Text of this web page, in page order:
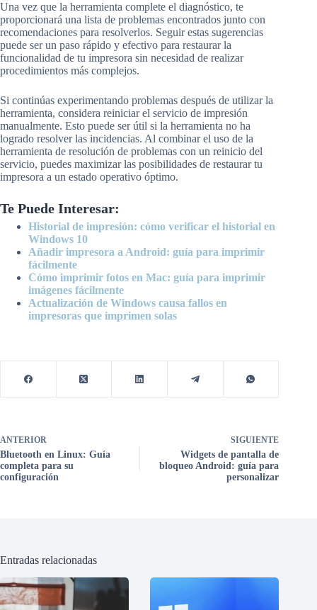
Una vez que la herramienta complete el diagnóstico, te
proporcionará una lista de problemas encontrados junto con
recomendaciones para resolverlos. Seguir estas sugerencias
puede ser un paso rápido y efectivo para restaurar la
funcionalidad de tu impresora sin necesidad de realizar
procedimientos más complejos.
Si continúas experimentando problemas después de utilizar la
herramienta, considera reiniciar el servicio de impresión
manualmente. Esto puede ser útil si la herramienta no ha
logrado resolver las incidencias. Al combinar el uso de la
herramienta de resolución de problemas con un reinicio del
servicio, puedes maximizar las posibilidades de restaurar tu
impresora a un estado operativo óptimo.
Te Puede Interesar:
Historial de impresión: cómo verificar el historial en
Windows 10
Añadir impresora a Android: guía para imprimir
fácilmente
Cómo imprimir fotos en Mac: guía para imprimir
imágenes fácilmente
Actualización de Windows causa fallos en
impresoras que imprimen solas
ANTERIOR
Bluetooth en Linux: Guía
completa para su
configuración
SIGUIENTE
Widgets de pantalla de
bloqueo Android: guía para
personalizar
Entradas relacionadas